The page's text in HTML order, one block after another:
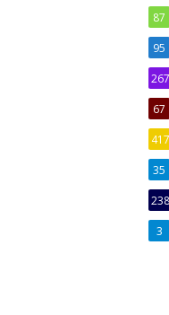
87
95
267
67
417
35
238
3